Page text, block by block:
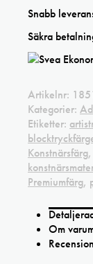
Snabb
Säkra
Artikelnr:
Kategorier:
Etiketter:
Konstnärsfärg,
Premiumfärg,
Om